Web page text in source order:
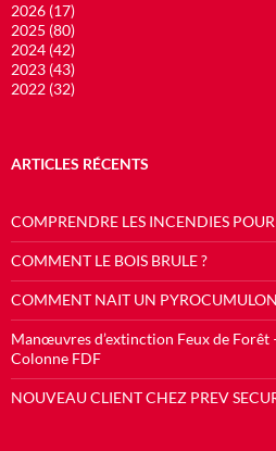
2026 (17)
2025 (80)
2024 (42)
2023 (43)
2022 (32)
ARTICLES RÉCENTS
COMPRENDRE LES INCENDIES
COMMENT LE BOIS BRULE ?
COMMENT NAIT UN
Manœuvres d’extinction Feux de Forêt
Colonne FDF
NOUVEAU CLIENT CHEZ PREV